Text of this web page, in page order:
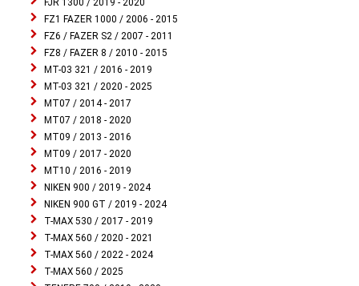
FZ1 FAZER 1000 / 2006 - 2015
FZ6 / FAZER S2 / 2007 - 2011
FZ8 / FAZER 8 / 2010 - 2015
MT-03 321 / 2016 - 2019
MT-03 321 / 2020 - 2025
MT07 / 2014 - 2017
MT07 / 2018 - 2020
MT09 / 2013 - 2016
MT09 / 2017 - 2020
MT10 / 2016 - 2019
NIKEN 900 / 2019 - 2024
NIKEN 900 GT / 2019 - 2024
T-MAX 530 / 2017 - 2019
T-MAX 560 / 2020 - 2021
T-MAX 560 / 2022 - 2024
T-MAX 560 / 2025